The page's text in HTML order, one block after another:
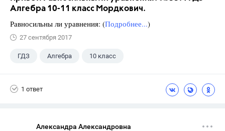
Алгебра 10-11 класс Мордкович.
Равносильны ли уравнения: (Подробнее...)
27 сентября 2017
ГДЗ Алгебра 10 класс
1 ответ
Александра Александровна